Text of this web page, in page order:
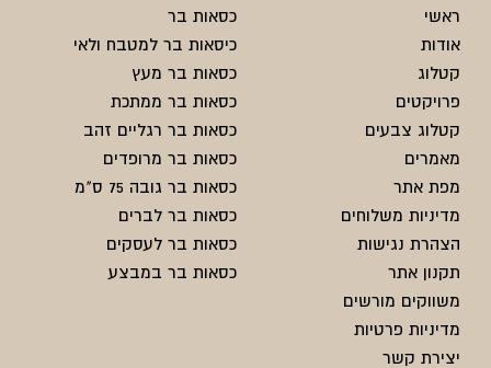
ראשי
אודות
קטלוג
פרויקטים
קטלוג צבעים
מאמרים
מפת אתר
מדיניות משלוחים
הצהרת נגישות
תקנון אתר
משווקים מורשים
מדיניות פרטיות
יצירת קשר
כסאות בר
כיסאות בר למטבח ולאי
כסאות בר מעץ
כסאות בר ממתכת
כסאות בר רגליים זהב
כסאות בר מרופדים
כסאות בר גובה 75 ס"מ
כסאות בר לברים
כסאות בר לעסקים
כסאות בר במבצע